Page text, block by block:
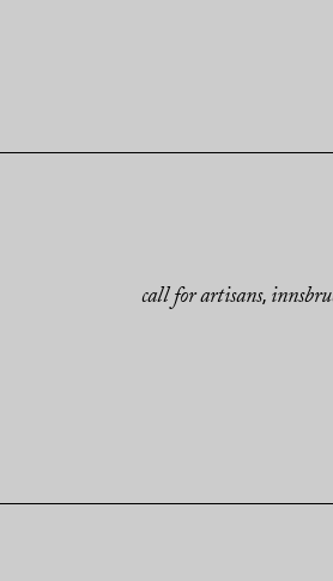
call for artisans,